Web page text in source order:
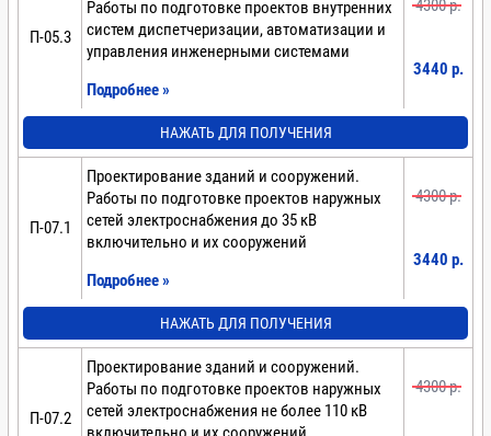
П-05.3
Работы по подготовке проектов внутренних
систем диспетчеризации, автоматизации и
управления инженерными системами
Подробнее »
4300 p.
3440 p.
НАЖАТЬ ДЛЯ ПОЛУЧЕНИЯ
П-07.1
Проектирование зданий и сооружений.
Работы по подготовке проектов наружных
сетей электроснабжения до 35 кВ
включительно и их сооружений
Подробнее »
4300 p.
3440 p.
НАЖАТЬ ДЛЯ ПОЛУЧЕНИЯ
П-07.2
Проектирование зданий и сооружений.
Работы по подготовке проектов наружных
сетей электроснабжения не более 110 кВ
4300 p.